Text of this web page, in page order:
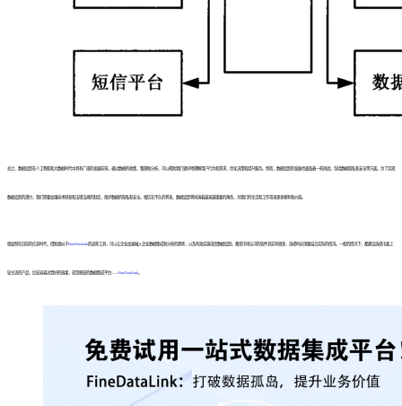
总之，数据追踪在人工智能和大数据时代中具有广阔的发展前景。通过数据的收集、整理和分析，可以帮助我们更好地理解用户行为和需求，优化决策和提升服务。然而，数据追踪的发展也面临着一些挑战，包括数据隐私和安全等方面。为了实现
数据追踪的潜力，我们需要加强技术研发和法律法规的制定，保护数据的隐私和安全。相信在不久的将来，数据追踪将扮演着越来越重要的角色，为我们的生活和工作带来更多便利和价值。
很显然在目前的信息时代，借助类似于FineDataLink的这些工具，可以让企业加速融入企业数据集成和分析的趋势，以及有效实施深度数据追踪。备受市场认可的软件其实有很多，选择时必须要结合实际的情况。一般的情况下，都建议选择市面上
较主流的产品，比较容易达到好的效果，就是帆软的数据集成平台—— FineDataLink